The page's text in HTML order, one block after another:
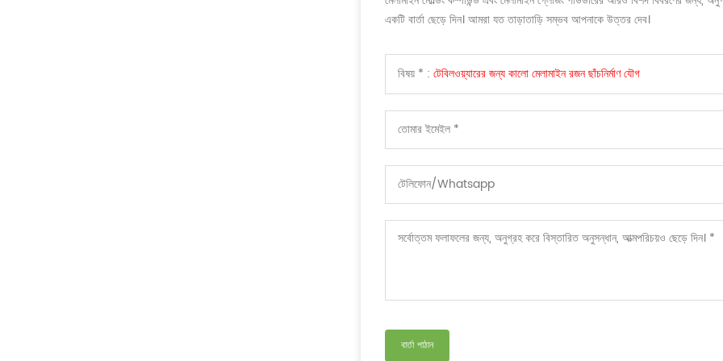
একটি বার্তা ছেড়ে দিন। আমরা যত তাড়াতাড়ি সম্ভব আপনাকে উত্তর দেব।
বিষয় * : টেবিলওয়্যারের জন্য কালো মেলামাইন রজন ছাঁচনির্মাণ যৌগ